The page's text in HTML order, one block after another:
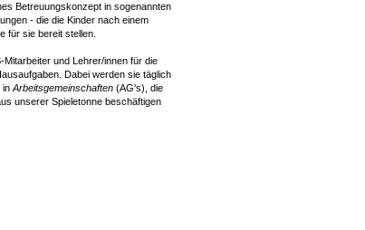
Betreuungskonzept in sogenannten
- die die Kinder nach einem
für sie bereit stellen.
und Lehrer/innen für die
Dabei werden sie täglich
in Arbeitsgemeinschaften (AG's), die
unserer Spieletonne beschäftigen